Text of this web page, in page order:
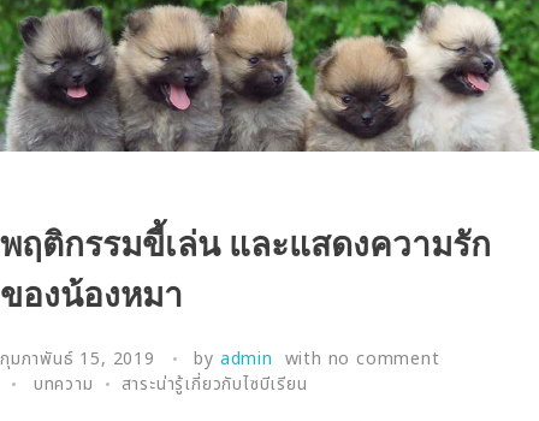
พฤติกรรมขี้เล่น และแสดงความรัก
ของน้องหมา
กุมภาพันธ์ 15, 2019 by admin with no comment
บทความ
สาระน่ารู้เกี่ยวกับไซบีเรียน